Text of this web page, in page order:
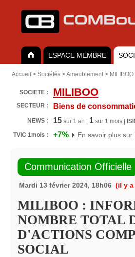
ESPACE MEMBRE
Accueil > Sociétés >Ameublement> MILIBOO
SOCIETE : MILIBOO
SECTEUR : Biens de
NEWS : 15 sur 1 an | 1 sur 1 mois |
TVIC 1mois :
+7% En savoir plus
Communication Officielle
Mardi 13 février 2024, 18h06 (il y a
MILIBOO :
NOMBRE TOTAL
D'ACTIONS
SOCIAL